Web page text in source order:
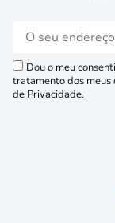
Dou o meu
tratamento dos meus
de Privacidade.